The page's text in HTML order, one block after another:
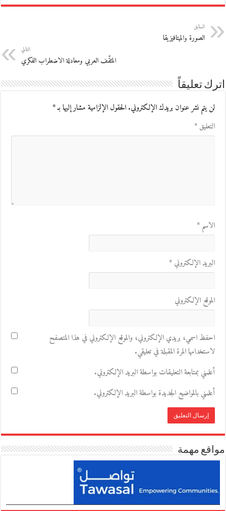
السابق
الصورة والميتافيزيقا
التالي
المثقّف العربي ومعادلة الاضطراب الفكري
اترك تعليقاً
لن يتم نشر عنوان بريدك الإلكتروني.الحقول الإلزامية مشار إليها بـ*
التعليق*
الاسم*
البريد الإلكتروني*
الموقع الإلكتروني
احفظ اسمي، بريدي الإلكتروني، والموقع الإلكتروني في هذا المتصفح
لاستخدامها المرة المقبلة في تعليقي.
أعلمني بمتابعة التعليقات بواسطة البريد الإلكتروني.
أعلمني بالمواضيع الجديدة بواسطة البريد الإلكتروني.
مواقع مهمة